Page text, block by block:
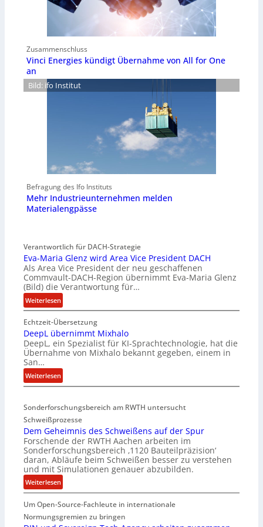
Zusammenschluss
Vinci Energies kündigt Übernahme von All for One
an
Bild: ifo Institut
Befragung des Ifo Instituts
Mehr Industrieunternehmen melden
Materialengpässe
Verantwortlich für DACH-Strategie
Eva-Maria Glenz wird Area Vice President DACH
Als Area Vice President der neu geschaffenen
Commvault-DACH-Region übernimmt Eva-Maria Glenz
(Bild) die Verantwortung für…
Weiterlesen:
E
v
a
-
M
a
r
i
G
l
e
n
z
w
i
r
d
r
Echtzeit-Übersetzung
DeepL übernimmt Mixhalo
DeepL, ein Spezialist für KI-Sprachtechnologie, hat die
Übernahme von Mixhalo bekannt gegeben, einem in
San…
Weiterlesen:
D
e
p
L
ü
b
e
r
n
m
m
Sonderforschungsbereich am RWTH untersucht
Schweißprozesse
Dem Geheimnis des Schweißens auf der Spur
Forschende der RWTH Aachen arbeiten im
Sonderforschungsbereich ‚1120 Bauteilpräzision‘
daran, Abläufe beim Schweißen besser zu verstehen
und mit Simulationen genauer abzubilden.
Weiterlesen:
D
e
m
Um Open-Source-Fachleute in internationale
Normungsgremien zu bringen